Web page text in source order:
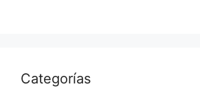
Categorías